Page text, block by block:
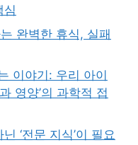
심
완벽한 휴식, 실패
이야기: 우리 아이
영양’의 과학적 접
‘전문 지식’이 필요